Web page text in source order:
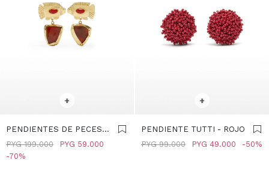
+
PENDIENTES DE PECES
CON PIEDRA - ROJO
PYG 59.000
PYG 199.000
70
+
PENDIENTE TUTTI - ROJO
PYG 49.000
PYG 99.000 50